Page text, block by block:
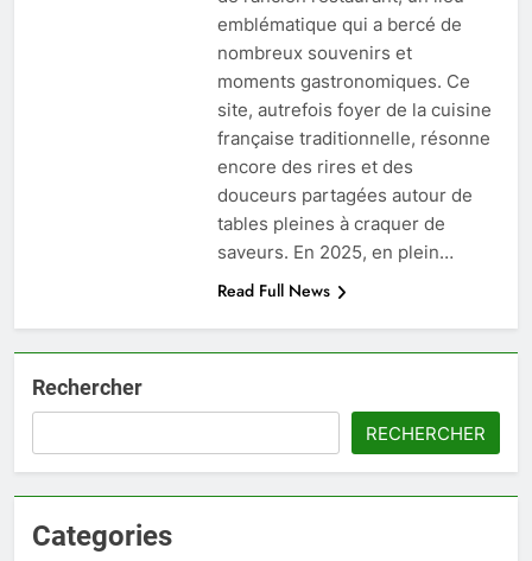
emblématique qui a bercé de
nombreux souvenirs et
moments gastronomiques. Ce
site, autrefois foyer de la cuisine
française traditionnelle, résonne
encore des rires et des
douceurs partagées autour de
tables pleines à craquer de
saveurs. En 2025, en plein…
Read Full News
Rechercher
RECHERCHER
Categories